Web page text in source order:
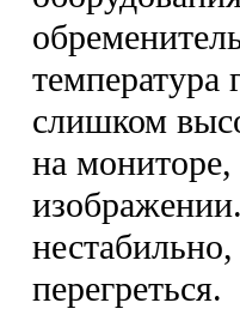
температура
слишком
на мониторе,
перегреться.